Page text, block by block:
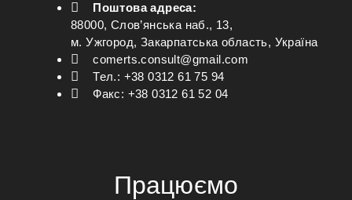
Поштова адреса:
88000, Слов’янська наб., 13,
м. Ужгород, Закарпатська область, Україна
comerts.consult@gmail.com
Тел.: +38 0312 61 75 94
Факс: +38 0312 61 52 04
Працюємо